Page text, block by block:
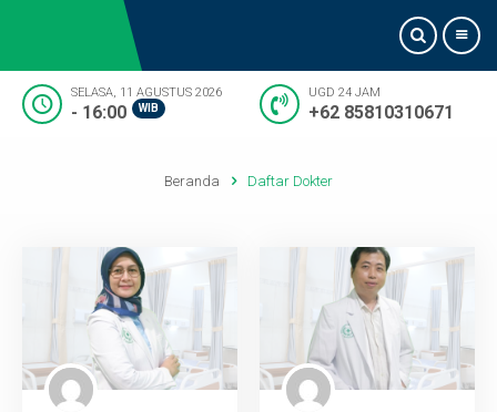
Informasi Dokter
Pelayanan
Artikel
SELASA, 11 AGUSTUS 2026
- 16:00 WIB
UGD 24 JAM
+62 85810310671
Beranda Daftar Dokter